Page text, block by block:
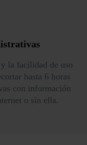
la facilidad de uso
hasta 6 horas
con información
o sin ella.